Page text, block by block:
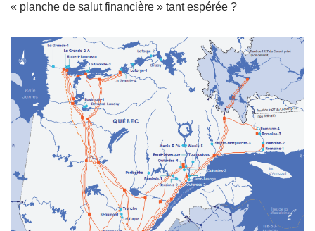
« planche de salut financière » tant espérée ?